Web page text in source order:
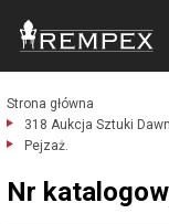
Strona główna
318 Aukcja Sztuki
Pejzaż.
Nr